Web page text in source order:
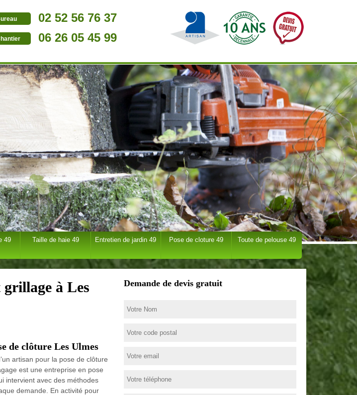
02 52 56 76 37
06 26 05 45 99
49 Taille de haie 49 Entretien de jardin 49 Pose de cloture 49 Toute de pelouse 49
à Les
de clôture Les Ulmes
artisan pour la pose de clôture
est une entreprise en pose
intervient avec des méthodes
demande. En activité pour
Demande de devis gratuit